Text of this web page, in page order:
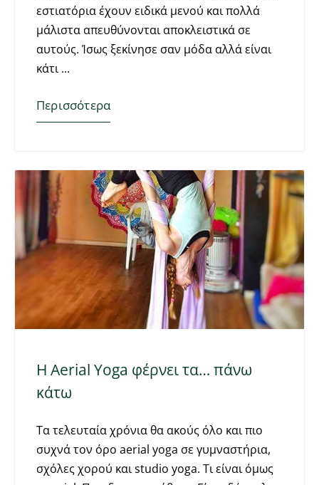
εστιατόρια έχουν ειδικά μενού και πολλά
μάλιστα απευθύνονται αποκλειστικά σε
αυτούς. Ίσως ξεκίνησε σαν μόδα αλλά είναι
κάτι
Περισσότερα
Η Aerial Υoga φέρνει τα… πάνω
κάτω
Tα τελευταία χρόνια θα ακούς όλο και πιο
συχνά τον όρο aerial yoga σε γυμναστήρια,
σχόλες χορού και studio yoga. Τι είναι όμως